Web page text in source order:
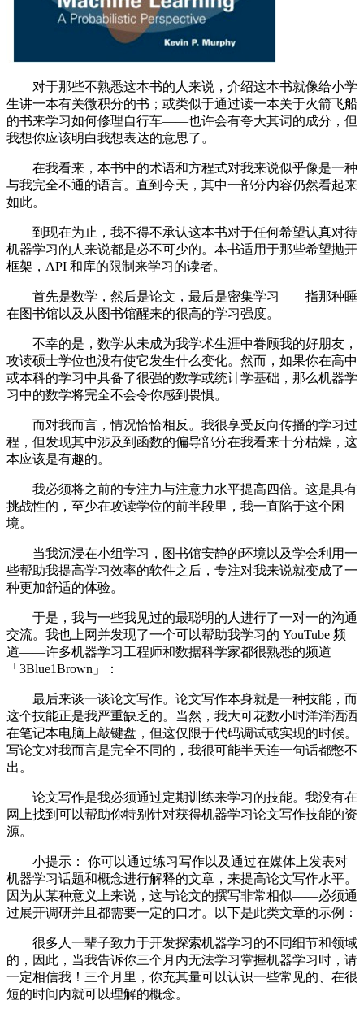
对于那些不熟悉这本书的人来说，介绍这本书就像给小学
生讲一本有关微积分的书；或类似于通过读一本关于火箭飞船
的书来学习如何修理自行车——也许会有夸大其词的成分，但
我想你应该明白我想表达的意思了。
在我看来，本书中的术语和方程式对我来说似乎像是一种
与我完全不通的语言。直到今天，其中一部分内容仍然看起来
如此。
到现在为止，我不得不承认这本书对于任何希望认真对待
机器学习的人来说都是必不可少的。本书适用于那些希望抛开
框架，API 和库的限制来学习的读者。
首先是数学，然后是论文，最后是密集学习——指那种睡
在图书馆以及从图书馆醒来的很高的学习强度。
不幸的是，数学从未成为我学术生涯中眷顾我的好朋友，
攻读硕士学位也没有使它发生什么变化。然而，如果你在高中
或本科的学习中具备了很强的数学或统计学基础，那么机器学
习中的数学将完全不会令你感到畏惧。
而对我而言，情况恰恰相反。我很享受反向传播的学习过
程，但发现其中涉及到函数的偏导部分在我看来十分枯燥，这
本应该是有趣的。
我必须将之前的专注力与注意力水平提高四倍。这是具有
挑战性的，至少在攻读学位的前半段里，我一直陷于这个困
境。
当我沉浸在小组学习，图书馆安静的环境以及学会利用一
些帮助我提高学习效率的软件之后，专注对我来说就变成了一
种更加舒适的体验。
于是，我与一些我见过的最聪明的人进行了一对一的沟通
交流。我也上网并发现了一个可以帮助我学习的 YouTube 频
道——许多机器学习工程师和数据科学家都很熟悉的频道
「3Blue1Brown」：
最后来谈一谈论文写作。论文写作本身就是一种技能，而
这个技能正是我严重缺乏的。当然，我大可花数小时洋洋洒洒
在笔记本电脑上敲键盘，但这仅限于代码调试或实现的时候。
写论文对我而言是完全不同的，我很可能半天连一句话都憋不
出。
论文写作是我必须通过定期训练来学习的技能。我没有在
网上找到可以帮助你特别针对获得机器学习论文写作技能的资
源。
小提示： 你可以通过练习写作以及通过在媒体上发表对
机器学习话题和概念进行解释的文章，来提高论文写作水平。
因为从某种意义上来说，这与论文的撰写非常相似——必须通
过展开调研并且都需要一定的口才。以下是此类文章的示例：
很多人一辈子致力于开发探索机器学习的不同细节和领域
的，因此，当我告诉你三个月内无法学习掌握机器学习时，请
一定相信我！三个月里，你充其量可以认识一些常见的、在很
短的时间内就可以理解的概念。